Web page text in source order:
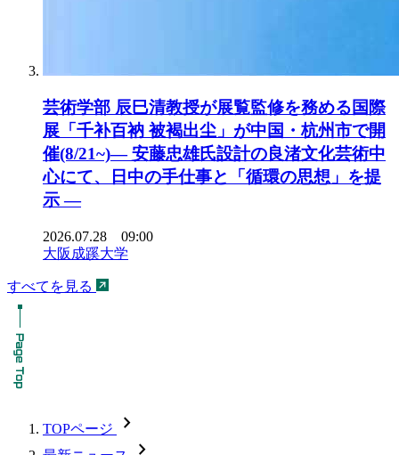
芸術学部 辰巳清教授が展覧監修を務める国際
展「千补百衲 被褐出尘」が中国・杭州市で開
催(8/21~)― 安藤忠雄氏設計の良渚文化芸術中
心にて、日中の手仕事と「循環の思想」を提
示 ―
2026.07.28 09:00
大阪成蹊大学
すべてを見る
TOPページ chevron_forward
chevron_forward